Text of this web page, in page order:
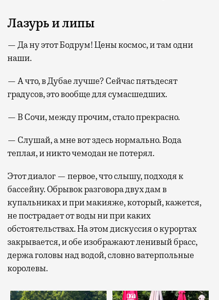
Лазурь и липы
— Да ну этот Бодрум! Цены космос, и там одни
наши.
— А что, в Дубае лучше? Сейчас пятьдесят
градусов, это вообще для сумасшедших.
— В Сочи, между прочим, стало прекрасно.
— Слушай, а мне вот здесь нормально. Вода
теплая, и никто чемодан не потерял.
Этот диалог — первое, что слышу, подходя к
бассейну. Обрывок разговора двух дам в
купальниках и при макияже, который, кажется,
не пострадает от воды ни при каких
обстоятельствах. На этом дискуссия о курортах
закрывается, и обе изображают ленивый брасс,
держа головы над водой, словно ватерпольные
королевы.